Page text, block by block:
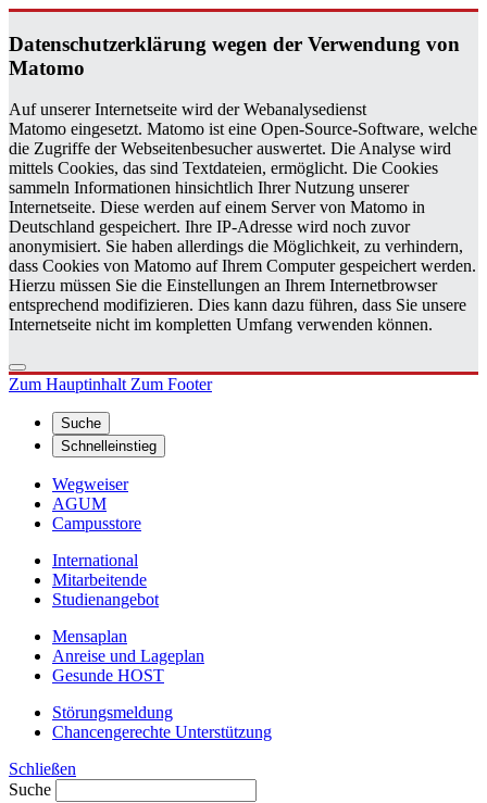
Da­ten­schutz­er­klä­rung wegen der Ver­wen­dung von
Ma­to­mo
Auf unserer Internetseite wird der Webanalysedienst
Matomo eingesetzt. Matomo ist eine Open-Source-Software, welche
die Zugriffe der Webseitenbesucher auswertet. Die Analyse wird
mittels Cookies, das sind Textdateien, ermöglicht. Die Cookies
sammeln Informationen hinsichtlich Ihrer Nutzung unserer
Internetseite. Diese werden auf einem Server von Matomo in
Deutschland gespeichert. Ihre IP-Adresse wird noch zuvor
anonymisiert. Sie haben allerdings die Möglichkeit, zu verhindern,
dass Cookies von Matomo auf Ihrem Computer gespeichert werden.
Hierzu müssen Sie die Einstellungen an Ihrem Internetbrowser
entsprechend modifizieren. Dies kann dazu führen, dass Sie unsere
Internetseite nicht im kompletten Umfang verwenden können.
Zum HauptinhaltZum Footer
Suche
Schnelleinstieg
Wegweiser
AGUM
Campusstore
International
Mitarbeitende
Studienangebot
Mensaplan
Anreise und Lageplan
Gesunde HOST
Störungsmeldung
Chancengerechte Unterstützung
Schließen
Suche